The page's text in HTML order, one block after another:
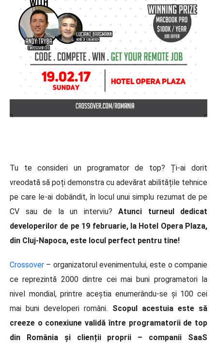
Tu te consideri un programator de top? Ți-ai dorit
vreodată să poți demonstra cu adevărat abilitățile tehnice
pe care le-ai dobândit, în locul unui simplu rezumat de pe
CV sau de la un interviu? Atunci turneul dedicat
developerilor de pe 19 februarie, la Hotel Opera Plaza,
din Cluj-Napoca, este locul perfect pentru tine!
Crossover – organizatorul evenimentului, este o companie
ce reprezintă 2000 dintre cei mai buni programatori la
nivel mondial, printre aceștia enumerându-se și 100 cei
mai buni developeri români. Scopul acestuia este să
creeze o conexiune validă între programatorii de top
din România și clienții proprii – companii SaaS